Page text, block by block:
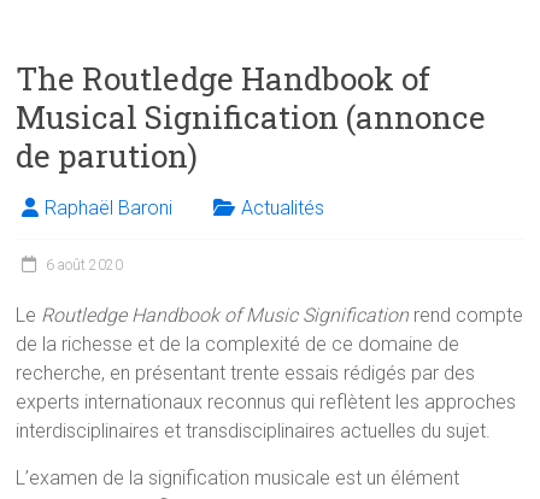
de
narratologie
transmédiale
(NaTrans)
The Routledge Handbook of
Musical Signification (annonce
de parution)
Raphaël Baroni Actualités
6 août 2020
Le Routledge Handbook of Music Signification rend compte
de la richesse et de la complexité de ce domaine de
recherche, en présentant trente essais rédigés par des
experts internationaux reconnus qui reflètent les approches
interdisciplinaires et transdisciplinaires actuelles du sujet.
L’examen de la signification musicale est un élément